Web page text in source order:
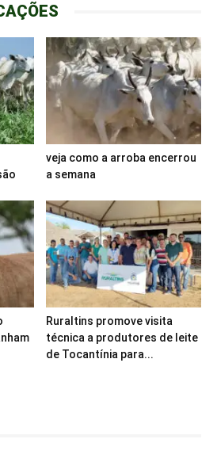
veja como a arroba encerrou
a semana
Ruraltins promove visita
técnica a produtores de leite
de Tocantínia para...